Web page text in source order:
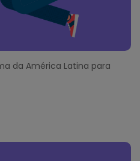
da América Latina para